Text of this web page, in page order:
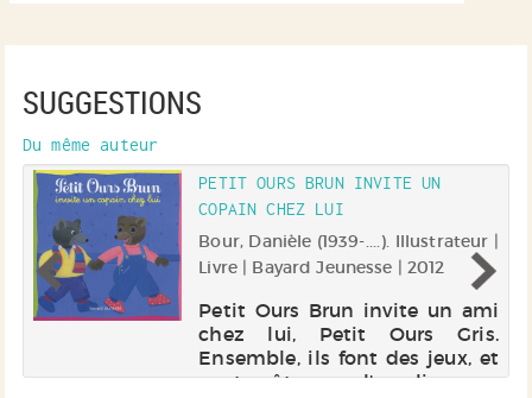
SUGGESTIONS
Du même auteur
PETIT OURS BRUN INVITE UN
COPAIN CHEZ LUI
Bour, Danièle (1939-....). Illustrateur |
Livre | Bayard Jeunesse | 2012
Petit Ours Brun invite un ami
chez lui, Petit Ours Gris.
Ensemble, ils font des jeux, et
vont goûter sous l'escalier.